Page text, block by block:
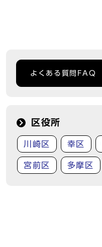
よくある質問FAQ
区役所
川崎区 幸区
宮前区 多摩区